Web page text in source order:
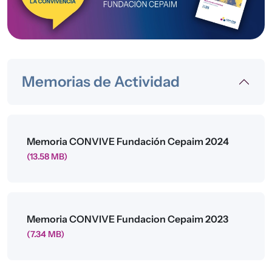
Memorias de Actividad
Archivo
Memoria CONVIVE Fundación Cepaim 2024
(13.58 MB)
Archivo
Memoria CONVIVE Fundacion Cepaim 2023
(7.34 MB)